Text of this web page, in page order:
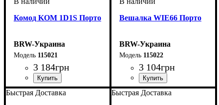
Комод KOM 1D1S Порто
BRW-Украина
115021
3 184грн
ширина, мм: 535
высота, мм: 785
глубина, мм: 400
Вешалка WIE66 Порто
BRW-Украина
115022
3 104грн
ширина, мм: 660
высота, мм: 1520
глубина, мм: 215
Быстрая Доставка Быстрая Доставка